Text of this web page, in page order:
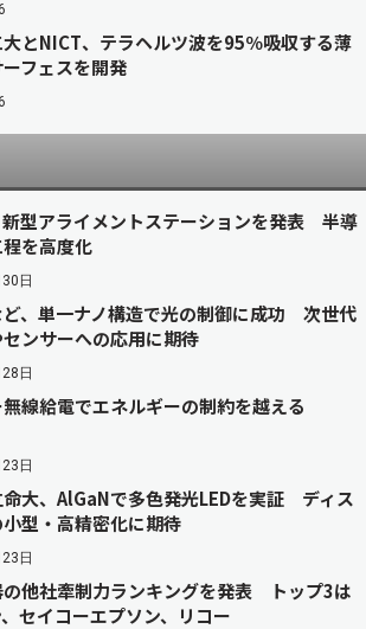
とNICT、テラヘルツ波を95％吸収する薄
フェスを開発
新型アライメントステーションを発表 半導
を高度化
日
ど、単一ナノ構造で光の制御に成功 次世代
ンサーへの応用に期待
日
無線給電でエネルギーの制約を越える
日
命大、AlGaNで多色発光LEDを実証 ディス
型・高精密化に期待
日
の他社牽制力ランキングを発表 トップ3は
セイコーエプソン、リコー